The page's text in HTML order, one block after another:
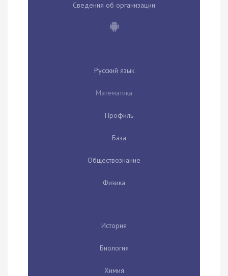
Сведения об организации
Русский язык
Математика
Профиль
База
Обществознание
Физика
История
Биология
Химия